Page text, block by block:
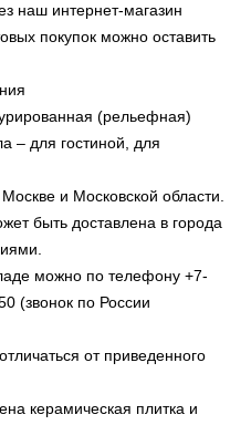
наш интернет-магазин
покупок можно оставить
(рельефная)
– для гостиной, для
и Московской области.
быть доставлена в города
можно по телефону +7-
(звонок по России
от приведенного
керамическая плитка и